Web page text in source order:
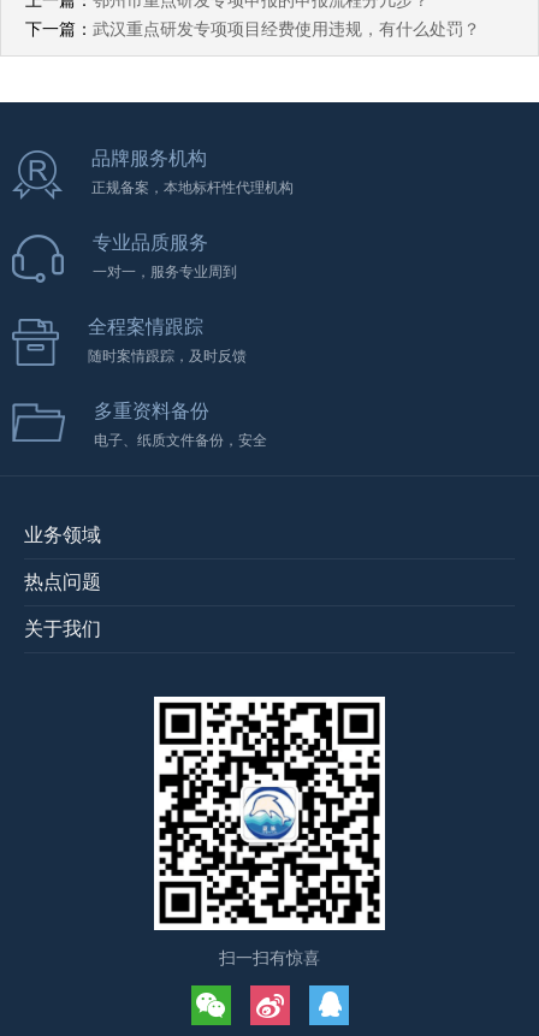
下一篇： 武汉重点研发专项项目经费使用违规，有什么处罚？
品牌服务机构
正规备案，本地标杆性代理机构
专业品质服务
一对一，服务专业周到
全程案情跟踪
随时案情跟踪，及时反馈
多重资料备份
电子、纸质文件备份，安全
业务领域
热点问题
关于我们
扫一扫有惊喜